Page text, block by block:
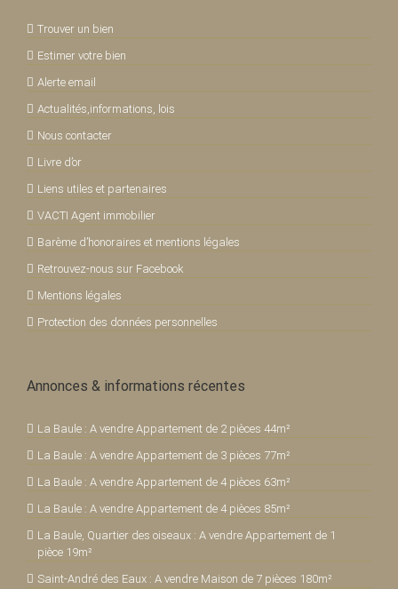
Trouver un bien
Estimer votre bien
Alerte email
Actualités,informations, lois
Nous contacter
Livre d’or
Liens utiles et partenaires
VACTI Agent immobilier
Barème d’honoraires et mentions légales
Retrouvez-nous sur Facebook
Mentions légales
Protection des données personnelles
Annonces & informations récentes
La Baule : A vendre Appartement de 2 pièces 44m²
La Baule : A vendre Appartement de 3 pièces 77m²
La Baule : A vendre Appartement de 4 pièces 63m²
La Baule : A vendre Appartement de 4 pièces 85m²
La Baule, Quartier des oiseaux : A vendre Appartement de 1
pièce 19m²
Saint-André des Eaux : A vendre Maison de 7 pièces 180m²